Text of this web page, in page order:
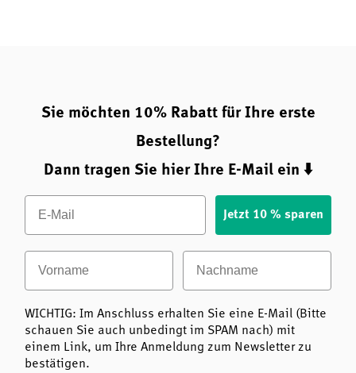
Beispiel:
Personen, die Wert auf eine gute Verträglichkeit
legen
Alle, die ihre Muskelfunktion, Nervenfunktion und
den Energiestoffwechsel unterstützen möchten
Sie möchten 10% Rabatt für Ihre erste
Bestellung?
Dann tragen Sie hier Ihre E-Mail ein ⬇️
Email
Jetzt 10 % sparen
Vorname Nachname
WICHTIG: Im Anschluss erhalten Sie eine E-Mail (Bitte
schauen Sie auch unbedingt im SPAM nach) mit
einem Link, um Ihre Anmeldung zum Newsletter zu
bestätigen.